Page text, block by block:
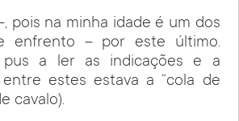
pois na minha idade é um dos
enfrento – por este último.
a ler as indicações e a
estes estava a “cola de
cavalo).